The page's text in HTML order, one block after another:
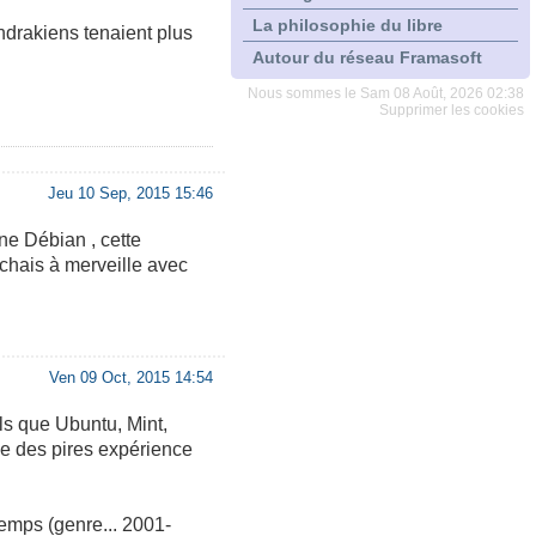
La philosophie du libre
Autour du réseau Framasoft
Nous sommes le Sam 08 Août, 2026 02:38
Supprimer les cookies
tenaient plus
Jeu 10 Sep, 2015 15:46
Débian , cette
à merveille avec
Ven 09 Oct, 2015 14:54
que Ubuntu, Mint,
des pires expérience
(genre... 2001-